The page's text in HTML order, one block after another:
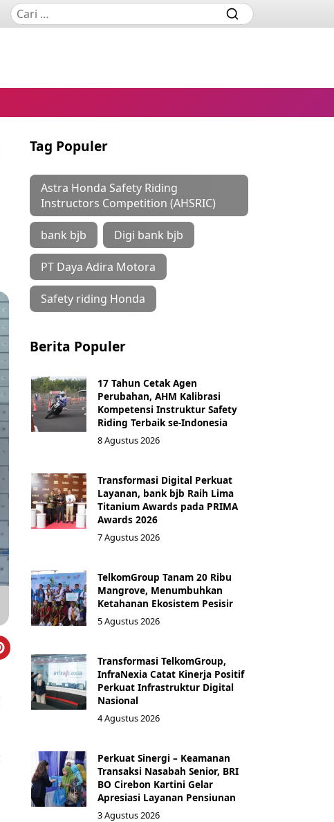
Tag Populer
Astra Honda Safety Riding
Instructors Competition (AHSRIC)
bank bjb Digi bank bjb
PT Daya Adira Motora
Safety riding Honda
Berita Populer
17 Tahun Cetak Agen
Perubahan, AHM Kalibrasi
Kompetensi Instruktur Safety
Riding Terbaik se-Indonesia
8 Agustus 2026
Transformasi Digital Perkuat
Layanan, bank bjb Raih Lima
Titanium Awards pada PRIMA
Awards 2026
7 Agustus 2026
TelkomGroup Tanam 20 Ribu
Mangrove, Menumbuhkan
Ketahanan Ekosistem Pesisir
5 Agustus 2026
Transformasi TelkomGroup,
InfraNexia Catat Kinerja Positif
Perkuat Infrastruktur Digital
Nasional
4 Agustus 2026
Perkuat Sinergi – Keamanan
Transaksi Nasabah Senior, BRI
BO Cirebon Kartini Gelar
Apresiasi Layanan Pensiunan
3 Agustus 2026